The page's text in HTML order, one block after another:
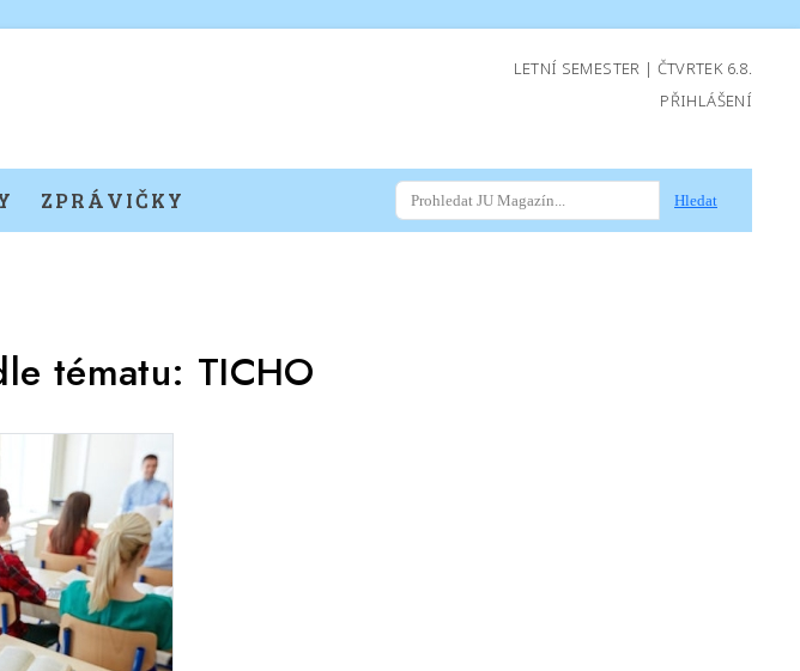
LETNÍ SEMESTER | ČTVRTEK 6.8.
PŘIHLÁŠENÍ
ZPRÁVIČKY Hledat
tématu: TICHO